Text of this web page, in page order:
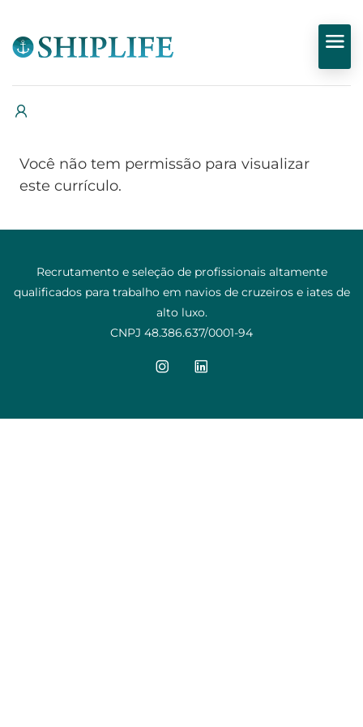
Você não tem permissão para visualizar
este currículo.
Recrutamento e seleção de profissionais altamente
qualificados para trabalho em navios de cruzeiros e iates de
alto luxo.
CNPJ 48.386.637/0001-94